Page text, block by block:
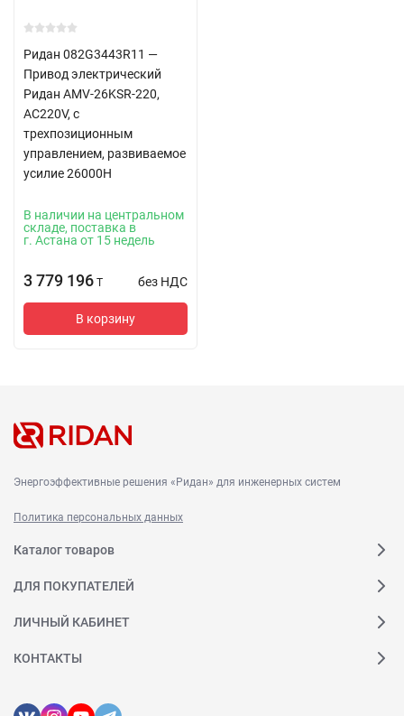
Ридан 082G3443R11 —
Привод электрический
Ридан AMV-26KSR-220,
AC220V, с
трехпозиционным
управлением, развиваемое
усилие 26000Н
В наличии на центральном
складе, поставка в
г. Астана от 15 недель
3 779 196 T без НДС
В корзину
Энергоэффективные решения «Ридан» для инженерных систем
Политика персональных данных
Каталог товаров
ДЛЯ ПОКУПАТЕЛЕЙ
ЛИЧНЫЙ КАБИНЕТ
КОНТАКТЫ